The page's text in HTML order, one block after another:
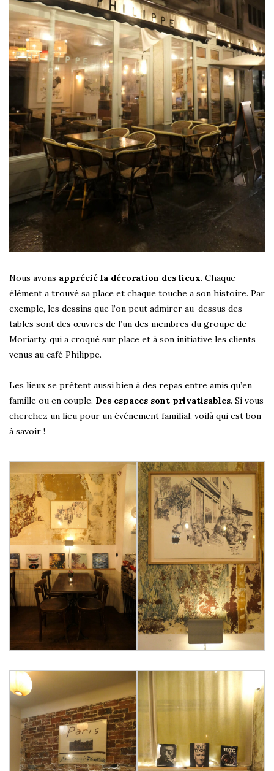
Nous avons apprécié la décoration des lieux. Chaque
élément a trouvé sa place et chaque touche a son histoire. Par
exemple, les dessins que l’on peut admirer au-dessus des
tables sont des œuvres de l’un des membres du groupe de
Moriarty, qui a croqué sur place et à son initiative les clients
venus au café Philippe.
Les lieux se prêtent aussi bien à des repas entre amis qu’en
famille ou en couple. Des espaces sont privatisables. Si vous
cherchez un lieu pour un événement familial, voilà qui est bon
à savoir !